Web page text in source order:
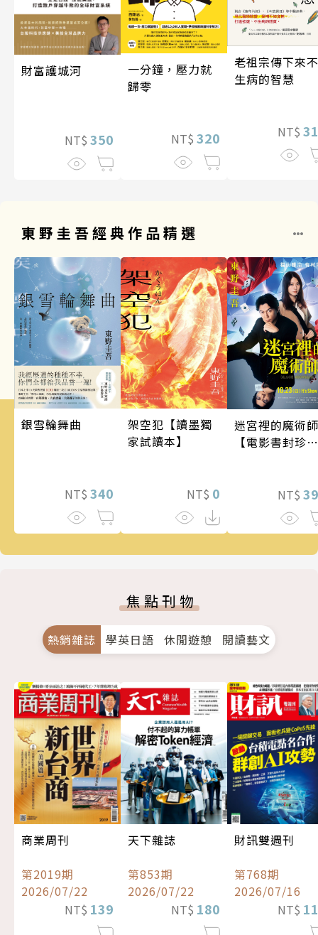
財富護城河
NT$ 350
一分鐘，壓力就
歸零
NT$ 320
老祖宗傳下來不
生病的智慧
NT$
東野圭吾經典作品精選
銀雪輪舞曲
NT$ 340
架空犯【讀墨獨
家試讀本】
NT$ 0
迷宮裡的魔術師
【電影書封珍藏
NT$
焦點刊物
熱銷雜誌 學英日語 休閒遊憩 閱讀藝文
商業周刊
第2019期
2026/07/22
NT$ 139
天下雜誌
第853期
2026/07/22
NT$ 180
財訊雙週刊
第768期
2026/07/16
NT$